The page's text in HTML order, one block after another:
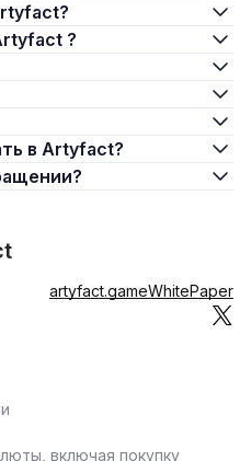
?
в Artyfact?
artyfact.gameWhitePaper
включая покупку